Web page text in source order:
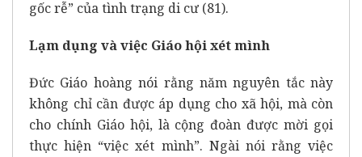
gốc rễ” của tình trạng di cư (81).
Lạm dụng và việc Giáo hội xét mình
Đức Giáo hoàng nói rằng năm nguyên tắc này
không chỉ cần được áp dụng cho xã hội, mà còn
cho chính Giáo hội, là cộng đoàn được mời gọi
thực hiện “việc xét mình”. Ngài nói rằng việc